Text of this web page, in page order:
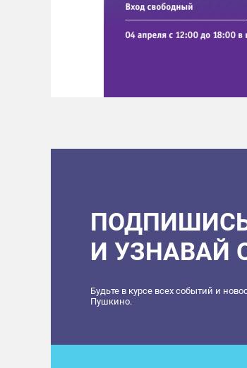
И УЗНАВАЙ
Будьте в курсе всех событий и
Пушкино.